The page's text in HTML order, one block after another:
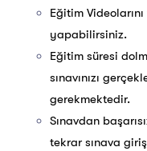
Eğitim
yapabilirsiniz.
Eğitim süresi
sınavınızı
gerekmektedir.
Sınavdan
tekrar sınava